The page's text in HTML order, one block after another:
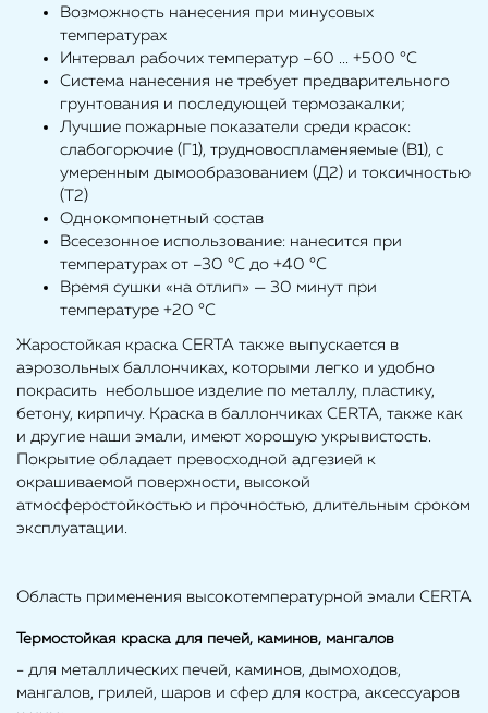
Возможность нанесения при минусовых
температурах
Интервал рабочих температур –60 ... +500 °С
Система нанесения не требует предварительного
грунтования и последующей термозакалки;
Лучшие пожарные показатели среди красок:
слабогорючие (Г1), трудновоспламеняемые (В1), с
умеренным дымообразованием (Д2) и токсичностью
(Т2)
Однокомпонетный состав
Всесезонное использование: нанесится при
температурах от –30 °С до +40 °С
Время сушки «на отлип» — 30 минут при
температуре +20 °С
Жаростойкая краска CERTA также выпускается в
аэрозольных баллончиках, которыми легко и удобно
покрасить небольшое изделие по металлу, пластику,
бетону, кирпичу. Краска в баллончиках CERTA, также как
и другие наши эмали, имеют хорошую укрывистость.
Покрытие обладает превосходной адгезией к
окрашиваемой поверхности, высокой
атмосферостойкостью и прочностью, длительным сроком
эксплуатации.
Область применения высокотемпературной эмали CERTA
Термостойкая краска для печей, каминов, мангалов
- для металлических печей, каминов, дымоходов,
мангалов, грилей, шаров и сфер для костра, аксессуаров